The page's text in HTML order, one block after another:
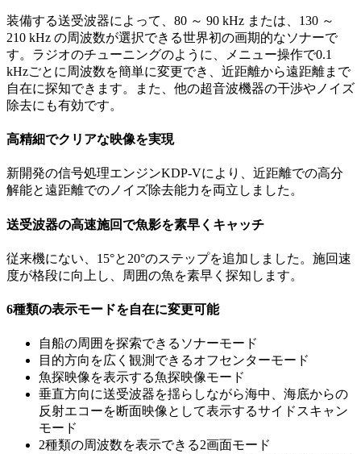
装備する送受波器によって、80 ～ 90 kHz または、130 ～
210 kHz の周波数が選択できる世界初の画期的なソナーで
す。ラジオのチューニングのように、メニュー操作で0.1
kHzごとに周波数を簡単に変更でき、近距離から遠距離まで
自在に探知できます。また、他の超音波機器の干渉やノイズ
除去にも有効です。
高精細でクリアな映像を実現
新開発の信号処理エンジンKDP-Vにより、近距離での高分
解能と遠距離でのノイズ除去能力を両立しました。
送受波器の高速施回で魚影を素早くキャッチ
従来機にない、15°と20°のステップを追加しました。施回速
度が格段に向上し、周囲の魚を素早く探知します。
6種類の表示モードを自在に変更可能
自船の周囲を探索できるソナーモード
目的方向を広く観測できるオフセンターモード
魚探映像を表示する魚探映像モード
垂直方向に送受波器を揺らしながら海中、海底からの
反射エコーを断面映像として表示するサイドスキャン
モード
2種類の周波数を表示できる2画面モード